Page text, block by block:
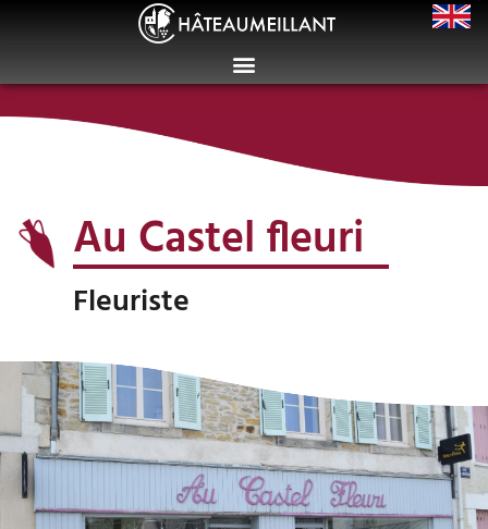
Au Castel fleuri
Fleuriste